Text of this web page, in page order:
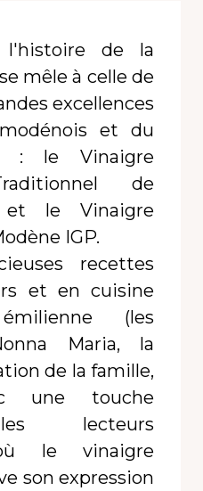
l'histoire de la
mêle à celle de
excellences
et du
: le Vinaigre
de
et le Vinaigre
IGP.
recettes
et en cuisine
(les
Maria, la
de la famille,
une touche
lecteurs
le vinaigre
son expression